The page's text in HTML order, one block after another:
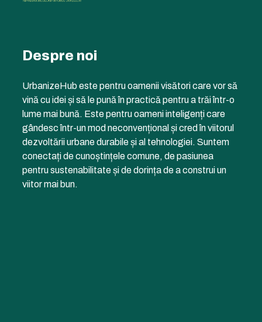
Despre noi
UrbanizeHub este pentru oamenii visători care vor să
vină cu idei și să le pună în practică pentru a trăi într-o
lume mai bună. Este pentru oameni inteligenți care
gândesc într-un mod neconvențional și cred în viitorul
dezvoltării urbane durabile și al tehnologiei. Suntem
conectați de cunoștințele comune, de pasiunea
pentru sustenabilitate și de dorința de a construi un
viitor mai bun.